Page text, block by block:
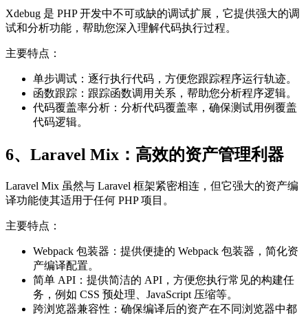
Xdebug 是 PHP 开发中不可或缺的调试扩展，它提供强大的调
试和分析功能，帮助您深入理解代码执行过程。
主要特点：
单步调试：逐行执行代码，方便您跟踪程序运行轨迹。
函数跟踪：跟踪函数调用关系，帮助您分析程序逻辑。
代码覆盖率分析：分析代码覆盖率，确保测试用例覆盖
代码逻辑。
6、Laravel Mix：高效的资产管理利器
Laravel Mix 虽然与 Laravel 框架紧密相连，但它强大的资产编
译功能使其适用于任何 PHP 项目。
主要特点：
Webpack 包装器：提供便捷的 Webpack 包装器，简化资
产编译配置。
简单 API：提供简洁的 API，方便您执行常见的构建任
务，例如 CSS 预处理、JavaScript 压缩等。
跨浏览器兼容性：确保编译后的资产在不同浏览器中都